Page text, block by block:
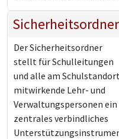
Sicherheitsordner
Der Sicherheitsordner
stellt für Schulleitungen
und alle am Schulstandort
mitwirkende Lehr- und
Verwaltungspersonen ein
zentrales verbindliches